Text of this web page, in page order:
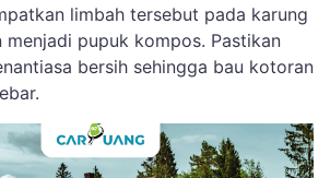
limbah tersebut pada karung
menjadi pupuk kompos. Pastikan
bersih sehingga bau kotoran